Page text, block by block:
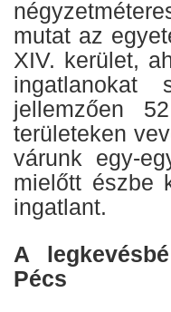
mutat az
XIV. kerület,
ingatlanokat
jellemzően
területeken
várunk egy-
mielőtt észbe
ingatlant.
A
Pécs